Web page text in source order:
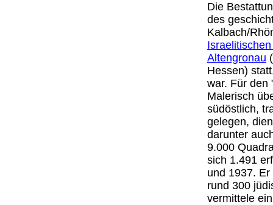
Die
des
Kalbach/
Altengronau
Hessen)
war. Für den
Malerisch
südöstlich,
gelegen,
darunter
9.000
sich 1.491
und 1937.
rund 300
vermittele